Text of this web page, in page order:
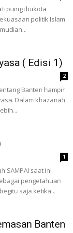
puing ibukota
politik Islam
( Edisi 1)
2
Banten hampir
Dalam khazanah
1
SAMPAI saat ini
pengetahuan
saja ketika...
Banten